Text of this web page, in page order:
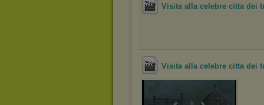
Visita alla celebre citta dei
Visita alla celebre citta dei